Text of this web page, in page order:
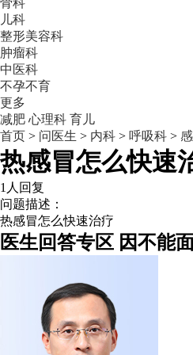
骨科
儿科
整形美容科
肿瘤科
中医科
不孕不育
更多
减肥 心理科 育儿
首页 > 问医生 > 内科 > 呼吸科 >
热感冒怎么快速
1人回复
问题描述：
热感冒怎么快速治疗
医生回答专区 因不能